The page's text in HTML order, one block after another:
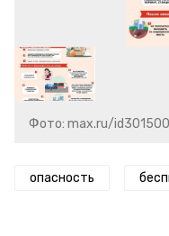
Фото: max.ru/
опасность